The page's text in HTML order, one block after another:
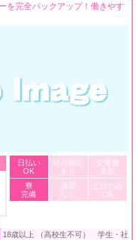
を完全バックアップ！働きやす
日払い
OK
給与保証
あり
交通費
支給
寮
完備
講習
なし
土日のみ
OK
18歳以上 （高校生不可） 学生・社